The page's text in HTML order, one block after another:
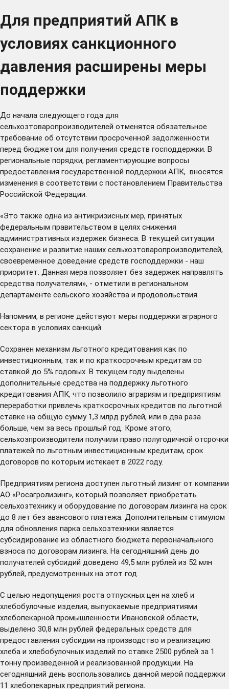
Для предприятий АПК в
условиях санкционного
давления расширены меры
поддержки
До начала следующего года для
сельхозтоваропроизводителей отменятся обязательное
требование об отсутствии просроченной задолженности
перед бюджетом для получения средств господдержки. В
региональные порядки, регламентирующие вопросы
предоставления государственной поддержки АПК, вносятся
изменения в соответствии с постановлением Правительства
Российской Федерации.
«Это также одна из антикризисных мер, принятых
федеральным правительством в целях снижения
административных издержек бизнеса. В текущей ситуации
сохранение и развитие наших сельхозтоваропроизводителей,
своевременное доведение средств господдержки - наш
приоритет. Данная мера позволяет без задержек направлять
средства получателям», - отметили в региональном
департаменте сельского хозяйства и продовольствия.
Напомним, в регионе действуют меры поддержки аграрного
сектора в условиях санкций.
Сохранен механизм льготного кредитования как по
инвестиционным, так и по краткосрочным кредитам со
ставкой до 5% годовых. В текущем году выделены
дополнительные средства на поддержку льготного
кредитования АПК, что позволило аграриям и предприятиям
переработки привлечь краткосрочных кредитов по льготной
ставке на общую сумму 1,3 млрд рублей, или в два раза
больше, чем за весь прошлый год. Кроме этого,
сельхозпроизводители получили право полугодичной отсрочки
платежей по льготным инвестиционным кредитам, срок
договоров по которым истекает в 2022 году.
Предприятиям региона доступен льготный лизинг от компании
АО «Росагролизинг», который позволяет приобретать
сельхозтехнику и оборудование по договорам лизинга на срок
до 8 лет без авансового платежа. Дополнительным стимулом
для обновления парка сельхозтехники является
субсидирование из областного бюджета первоначального
взноса по договорам лизинга. На сегодняшний день до
получателей субсидий доведено 49,5 млн рублей из 52 млн
рублей, предусмотренных на этот год.
С целью недопущения роста отпускных цен на хлеб и
хлебобулочные изделия, выпускаемые предприятиями
хлебопекарной промышленности Ивановской области,
выделено 30,8 млн рублей федеральных средств для
предоставления субсидии на производство и реализацию
хлеба и хлебобулочных изделий по ставке 2500 рублей за 1
тонну произведенной и реализованной продукции. На
сегодняшний день воспользовались данной мерой поддержки
11 хлебопекарных предприятий региона.